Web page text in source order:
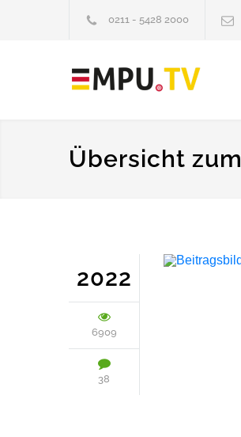
0211 - 5428 2000
Übersicht
2022
6909
38